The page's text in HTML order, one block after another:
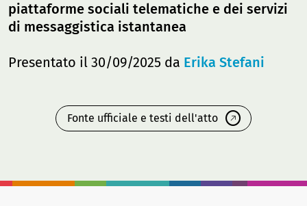
piattaforme sociali telematiche e dei servizi
di messaggistica istantanea
Presentato il 30/09/2025 da Erika Stefani
Fonte ufficiale e testi dell'atto